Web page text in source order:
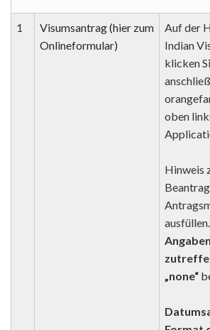
1
Visumsantrag (hier zum
Onlineformular)
Auf der
Indian
klicken
oben
Hinweis
ausfüllen.
„none“